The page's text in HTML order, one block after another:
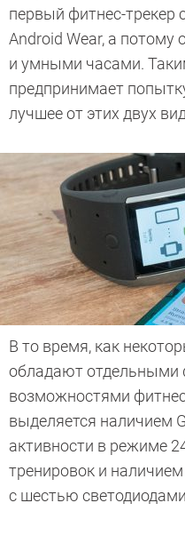
первый фитнес-трекер
Android Wear, а потому
и умными часами.
предпринимает
лучшее от этих двух
В то время, как
обладают
возможностями
выделяется наличием
активности в режиме
тренировок и
с шестью